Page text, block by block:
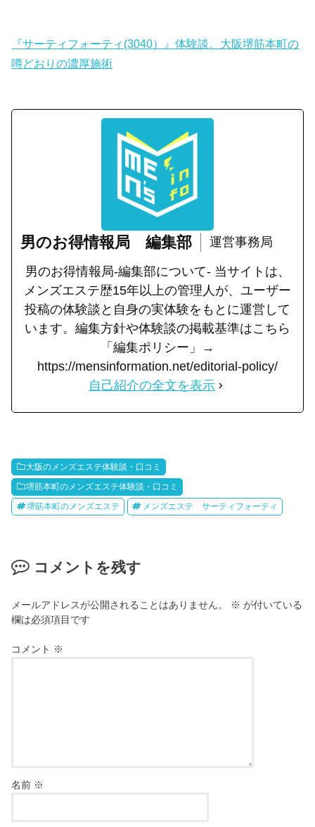
『サーティフォーティ(3040）』体験談。大阪堺筋本町の
噂どおりの濃厚施術
男のお得情報局 編集部 運営事務局
男のお得情報局-編集部について- 当サイトは、
メンズエステ歴15年以上の管理人が、ユーザー
投稿の体験談と自身の実体験をもとに運営して
います。編集方針や体験談の掲載基準はこちら
「編集ポリシー」→
https://mensinformation.net/editorial-policy/
自己紹介の全文を表示
大阪のメンズエステ体験談・口コミ
堺筋本町のメンズエステ体験談・口コミ
堺筋本町のメンズエステ メンズエステ サーティフォーティ
コメントを残す
メールアドレスが公開されることはありません。 ※ が付いている
欄は必須項目です
コメント ※
名前 ※